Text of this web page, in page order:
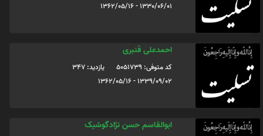
1330/06/01 - 1362/05/16
احمدعلی قنبری
کد متوفی: 5051739
یازدید: 347
1339/09/02 - 1362/05/16
ابوالقاسم حسن نژادگوشیک